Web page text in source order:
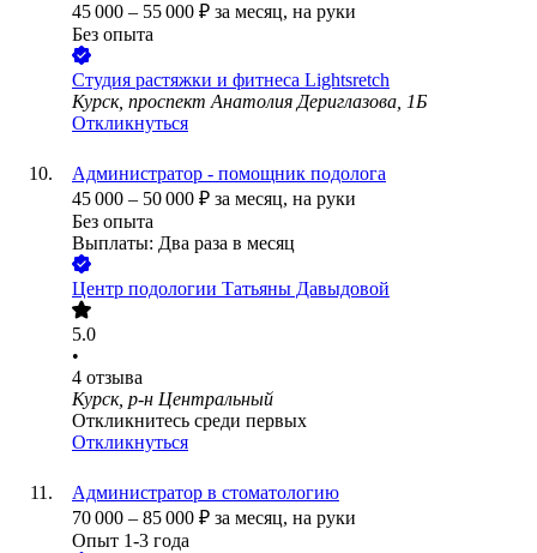
45 000 – 55 000 ₽ за месяц, на руки
Без опыта
Студия растяжки и фитнеса Lightsretch
Курск, проспект Анатолия Дериглазова, 1Б
Откликнуться
Администратор - помощник подолога
45 000 – 50 000 ₽ за месяц, на руки
Без опыта
Выплаты: Два раза в месяц
Центр подологии Татьяны Давыдовой
5.0
•
4 отзыва
Курск, р-н Центральный
Откликнитесь среди первых
Откликнуться
Администратор в стоматологию
70 000 – 85 000 ₽ за месяц, на руки
Опыт 1-3 года